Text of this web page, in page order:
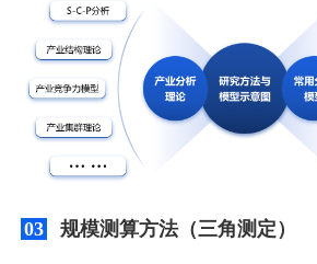
03 规模测算方法（三角测定）